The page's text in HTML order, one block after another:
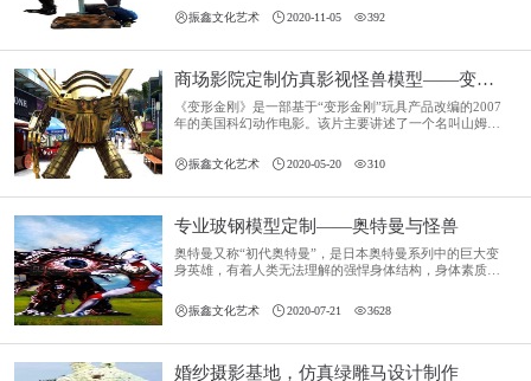
则被形容是邪恶、恶魔的代名词。传说中的西方龙拥有强
大的力量及魔法能力，种类很多，其家族的庞大比起东方
振鑫文化艺术 2020-11-05 392
商场影院定制仿真影视怪兽模型——变形金刚
《变形金刚》是一部基于“变形金刚”玩具产品改编的2007
年的美国科幻动作电影。该片主要讲述了一个名叫山姆的
派抢夺“火种”的战争之中，并与其他众人与汽车人联手打
碎霸天虎征服世界野心的故事。
振鑫文化艺术 2020-05-20 310
专业玻钢模型定制——奥特曼与怪兽
奥特曼又称“初代奥特曼”，是日本奥特曼系列中的巨大变
身英雄，有着人类无法理解的强悍身体结构，身体素质和
和怪兽、外星人的搏斗中凭借身体素质施展出各种格斗术
和光线技等。
振鑫文化艺术 2020-07-21 3628
婚纱摄影基地，仿真绿雕马设计制作